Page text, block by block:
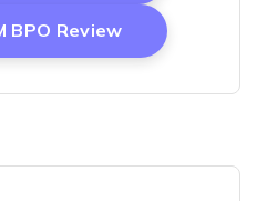
BPO ReviewOpens New